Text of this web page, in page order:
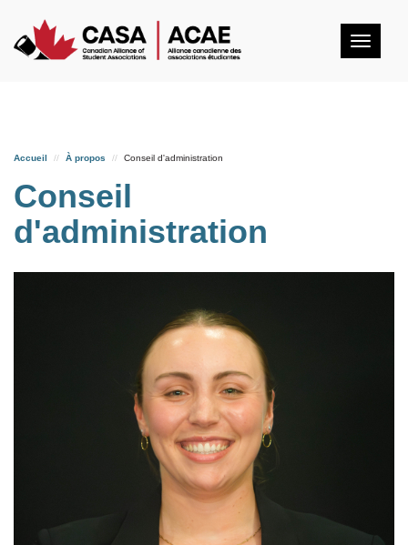
Accueil À propos Conseil d'administration
Conseil
d'administration